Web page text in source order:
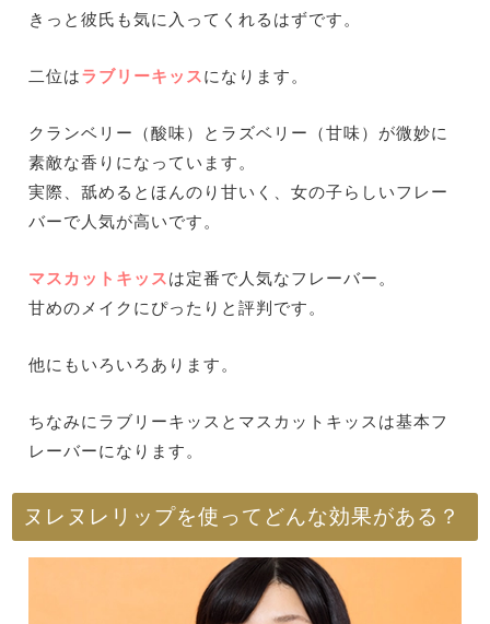
きっと彼氏も気に入ってくれるはずです。
二位はラブリーキッスになります。
クランベリー（酸味）とラズベリー（甘味）が微妙に
素敵な香りになっています。
実際、舐めるとほんのり甘いく、女の子らしいフレー
バーで人気が高いです。
マスカットキッスは定番で人気なフレーバー。
甘めのメイクにぴったりと評判です。
他にもいろいろあります。
ちなみにラブリーキッスとマスカットキッスは基本フ
レーバーになります。
ヌレヌレリップを使ってどんな効果がある？